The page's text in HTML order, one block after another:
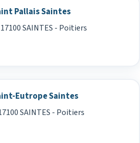
Pallais Saintes
SAINTES - Poitiers
Eutrope Saintes
SAINTES - Poitiers